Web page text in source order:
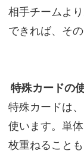
相手チームよ
できれば、そ
特殊カードの
特殊カードは
使います。単
枚重ねること